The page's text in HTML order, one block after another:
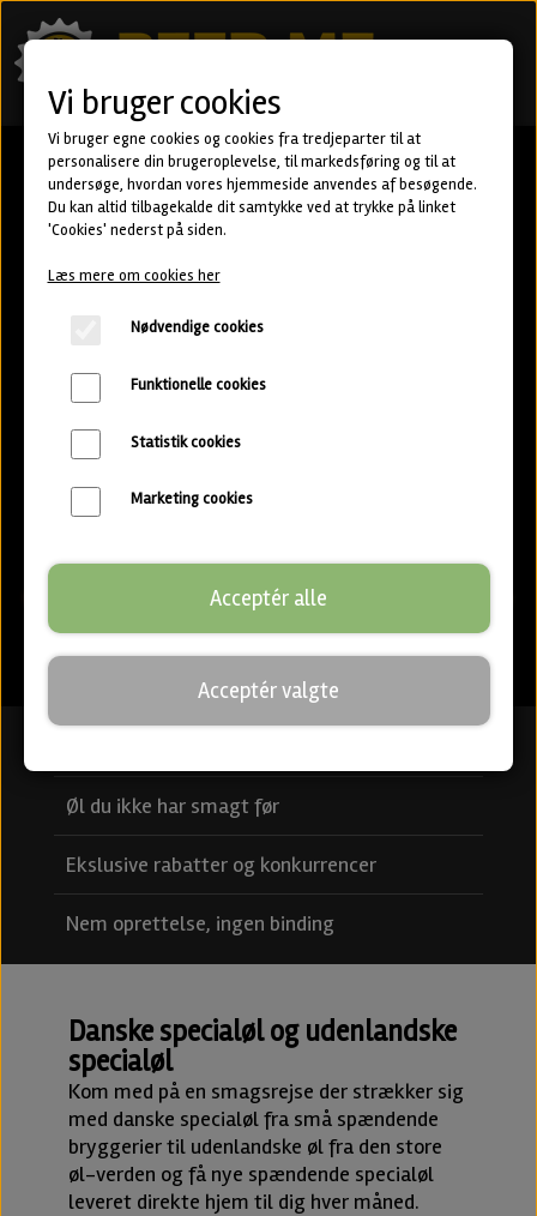
ØL-ABONNEMENT MED
SPECIALØL
Smag danske specialøl af højeste
kvalitet og øl fra det store udland
Øl du ikke har smagt før
Ekslusive rabatter og konkurrencer
Nem oprettelse, ingen binding
Danske specialøl og udenlandske
specialøl
Kom med på en smagsrejse der strækker sig
med danske specialøl fra små spændende
bryggerier til udenlandske øl fra den store
øl-verden og få nye spændende specialøl
leveret direkte hjem til dig hver måned.
Vi bruger cookies
Vi bruger egne cookies og cookies fra tredjeparter til at
personalisere din brugeroplevelse, til markedsføring og til at
undersøge, hvordan vores hjemmeside anvendes af besøgende.
Du kan altid tilbagekalde dit samtykke ved at trykke på linket
'Cookies' nederst på siden.
Læs mere om cookies her
Nødvendige cookies
Funktionelle cookies
Statistik cookies
Marketing cookies
Acceptér alle
Acceptér valgte